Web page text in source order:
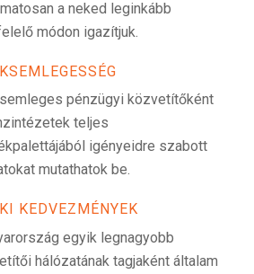
a neked leginkább
módon igazítjuk.
pénzügyi közvetítőként
teljes
igényeidre szabott
mutathatok be.
KEDVEZMÉNYEK
egyik legnagyobb
hálózatának tagjaként általam